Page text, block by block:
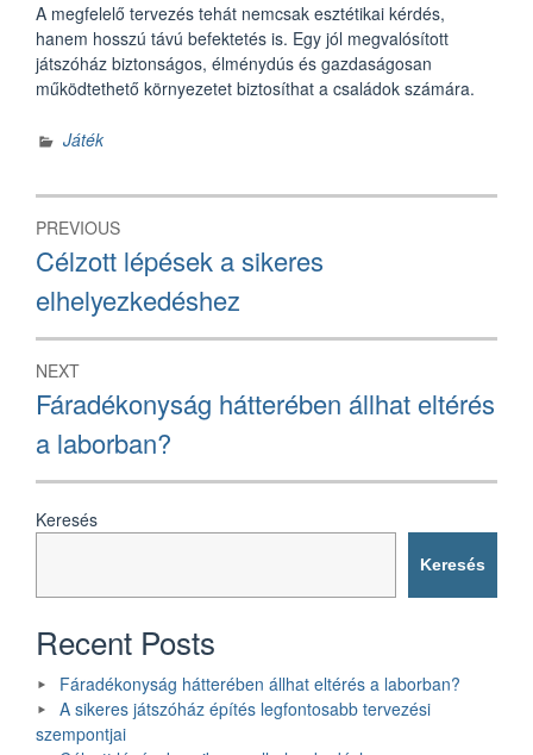
A megfelelő tervezés tehát nemcsak esztétikai kérdés,
hanem hosszú távú befektetés is. Egy jól megvalósított
játszóház biztonságos, élménydús és gazdaságosan
működtethető környezetet biztosíthat a családok számára.
Játék
Bejegyzés
navigáció
PREVIOUS
Previous
post:
Célzott lépések a sikeres
elhelyezkedéshez
NEXT
Next
post:
Fáradékonyság hátterében állhat eltérés
a laborban?
Keresés
Keresés
Recent Posts
Fáradékonyság hátterében állhat eltérés a laborban?
A sikeres játszóház építés legfontosabb tervezési
szempontjai